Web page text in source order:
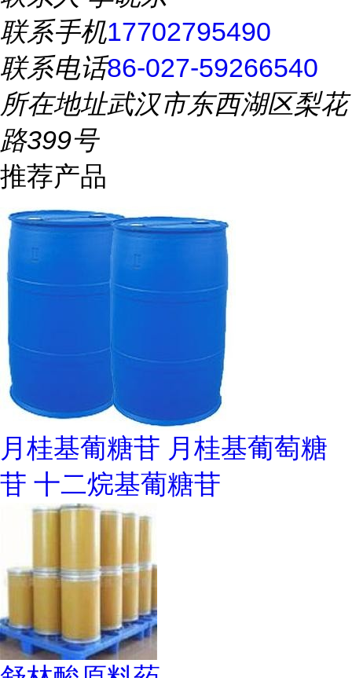
联系手机17702795490
联系电话86-027-59266540
所在地址武汉市东西湖区梨花
路399号
推荐产品
月桂基葡糖苷 月桂基葡萄糖
苷 十二烷基葡糖苷